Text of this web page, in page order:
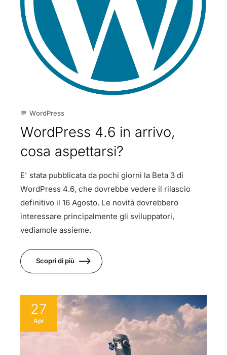
subject WordPress
WordPress 4.6 in arrivo,
cosa aspettarsi?
E' stata pubblicata da pochi giorni la Beta 3 di
WordPress 4.6, che dovrebbe vedere il rilascio
definitivo il 16 Agosto. Le novità dovrebbero
interessare principalmente gli sviluppatori,
vediamole assieme.
Scopri di più
27
Apr